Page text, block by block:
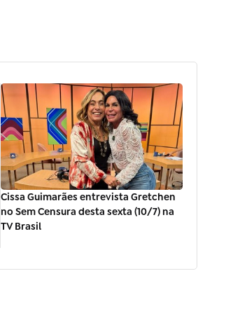
Cissa Guimarães entrevista Gretchen
no Sem Censura desta sexta (10/7) na
TV Brasil